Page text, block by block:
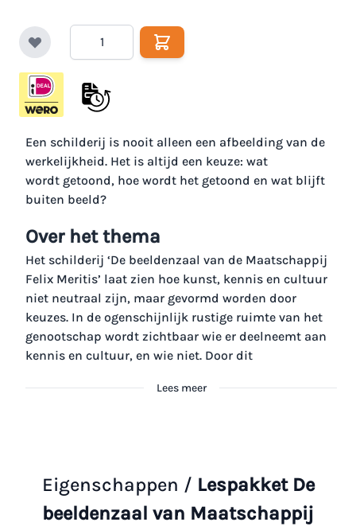
Een schilderij is nooit alleen een afbeelding van de
werkelijkheid. Het is altijd een keuze: wat
wordt getoond, hoe wordt het getoond en wat blijft
buiten beeld?
Over het thema
Het schilderij ‘De beeldenzaal van de Maatschappij
Felix Meritis’ laat zien hoe kunst, kennis en cultuur
niet neutraal zijn, maar gevormd worden door
keuzes. In de ogenschijnlijk rustige ruimte van het
genootschap wordt zichtbaar wie er deelneemt aan
kennis en cultuur, en wie niet. Door dit
Lees meer
Eigenschappen / Lespakket De
beeldenzaal van Maatschappij